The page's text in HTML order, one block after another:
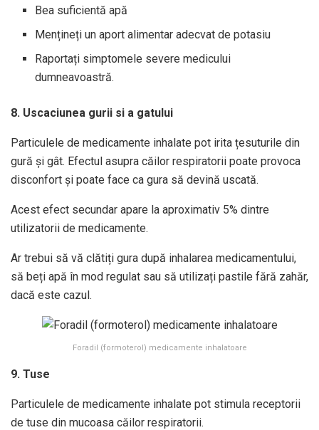
Bea suficientă apă
Mențineți un aport alimentar adecvat de potasiu
Raportați simptomele severe medicului
dumneavoastră.
8. Uscaciunea gurii si a gatului
Particulele de medicamente inhalate pot irita țesuturile din
gură și gât. Efectul asupra căilor respiratorii poate provoca
disconfort și poate face ca gura să devină uscată.
Acest efect secundar apare la aproximativ 5% dintre
utilizatorii de medicamente.
Ar trebui să vă clătiți gura după inhalarea medicamentului,
să beți apă în mod regulat sau să utilizați pastile fără zahăr,
dacă este cazul.
Foradil (formoterol) medicamente inhalatoare
9. Tuse
Particulele de medicamente inhalate pot stimula receptorii
de tuse din mucoasa căilor respiratorii.